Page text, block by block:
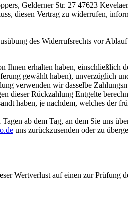
Gelderner Str. 27 47623
diesen Vertrag zu widerrufen,
des Widerrufsrechts vor
erhalten haben, einschließlich
gewählt haben), unverzüglich
verwenden wir dasselbe
dieser Rückzahlung Entgelte
haben, je nachdem, welches der
ab dem Tag, an dem Sie uns
uns zurückzusenden oder zu
Wertverlust auf einen zur